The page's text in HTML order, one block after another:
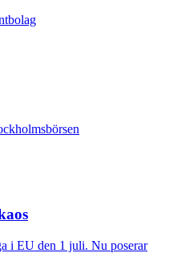
i EU den 1 juli. Nu poserar